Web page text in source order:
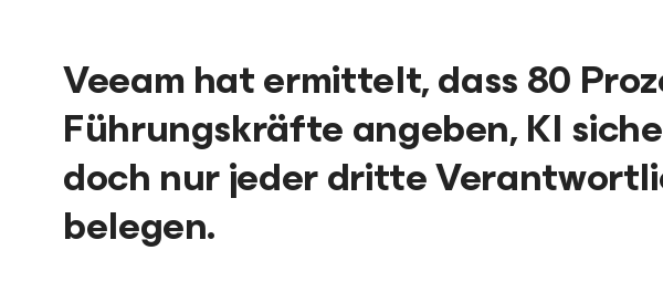
Veeam hat ermittelt, dass 80
Führungskräfte angeben, KI
doch nur jeder dritte
belegen.